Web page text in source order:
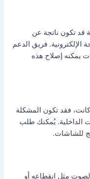
قد تكون ناتجة عن
الإلكترونية. فريق الدعم
يمكنه إصلاح هذه
فقد تكون المشكلة
الداخلية. يُمكنك طلب
للشاشات.
مثل انقطاعه أو